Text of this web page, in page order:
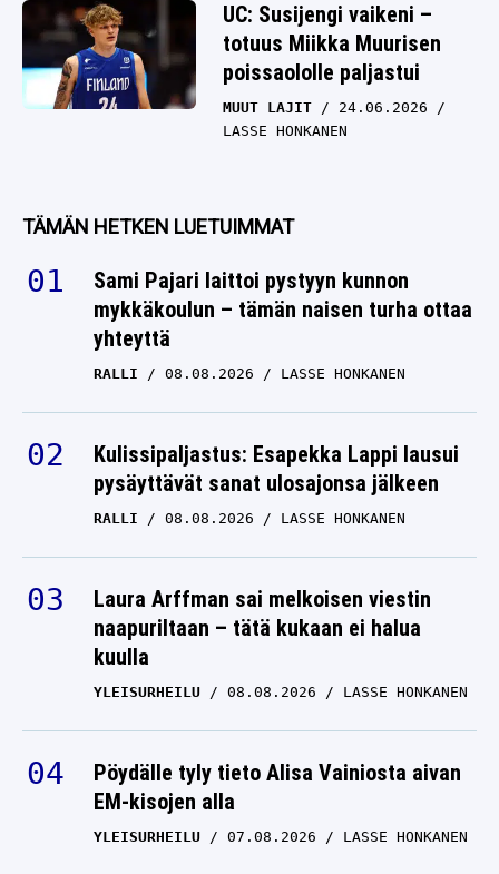
UC: Susijengi vaikeni –
totuus Miikka Muurisen
poissaololle paljastui
MUUT LAJIT
24.06.2026
LASSE HONKANEN
TÄMÄN HETKEN LUETUIMMAT
Sami Pajari laittoi pystyyn kunnon
mykkäkoulun – tämän naisen turha ottaa
yhteyttä
RALLI 08.08.2026 LASSE HONKANEN
Kulissipaljastus: Esapekka Lappi lausui
pysäyttävät sanat ulosajonsa jälkeen
RALLI 08.08.2026 LASSE HONKANEN
Laura Arffman sai melkoisen viestin
naapuriltaan – tätä kukaan ei halua
kuulla
YLEISURHEILU 08.08.2026 LASSE HONKANEN
Pöydälle tyly tieto Alisa Vainiosta aivan
EM-kisojen alla
YLEISURHEILU 07.08.2026 LASSE HONKANEN